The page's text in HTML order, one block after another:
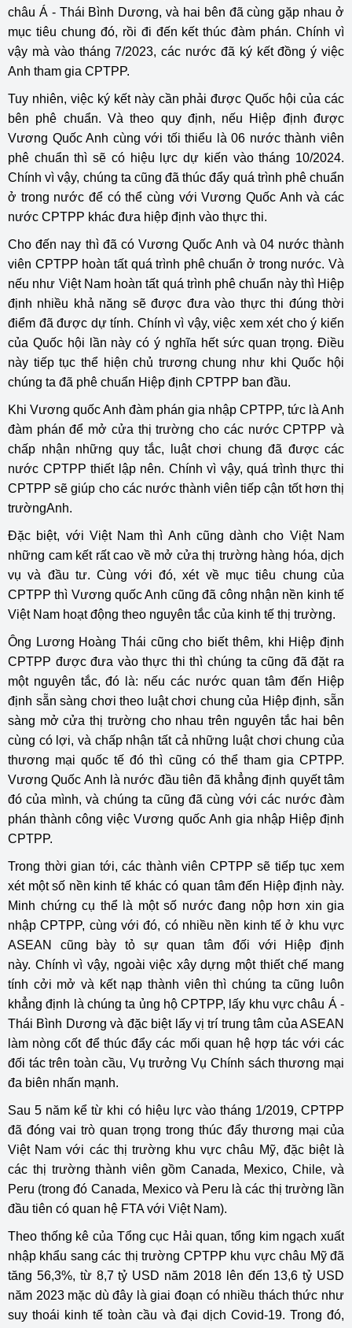
châu Á - Thái Bình Dương, và hai bên đã cùng gặp nhau ở
mục tiêu chung đó, rồi đi đến kết thúc đàm phán. Chính vì
vậy mà vào tháng 7/2023, các nước đã ký kết đồng ý việc
Anh tham gia CPTPP.
Tuy nhiên, việc ký kết này cần phải được Quốc hội của các
bên phê chuẩn. Và theo quy định, nếu Hiệp định được
Vương Quốc Anh cùng với tối thiểu là 06 nước thành viên
phê chuẩn thì sẽ có hiệu lực dự kiến vào tháng 10/2024.
Chính vì vậy, chúng ta cũng đã thúc đẩy quá trình phê chuẩn
ở trong nước để có thể cùng với Vương Quốc Anh và các
nước CPTPP khác đưa hiệp định vào thực thi.
Cho đến nay thì đã có Vương Quốc Anh và 04 nước thành
viên CPTPP hoàn tất quá trình phê chuẩn ở trong nước. Và
nếu như Việt Nam hoàn tất quá trình phê chuẩn này thì Hiệp
định nhiều khả năng sẽ được đưa vào thực thi đúng thời
điểm đã được dự tính. Chính vì vậy, việc xem xét cho ý kiến
của Quốc hội lần này có ý nghĩa hết sức quan trọng. Điều
này tiếp tục thể hiện chủ trương chung như khi Quốc hội
chúng ta đã phê chuẩn Hiệp định CPTPP ban đầu.
Khi Vương quốc Anh đàm phán gia nhập CPTPP, tức là Anh
đàm phán để mở cửa thị trường cho các nước CPTPP và
chấp nhận những quy tắc, luật chơi chung đã được các
nước CPTPP thiết lập nên. Chính vì vậy, quá trình thực thi
CPTPP sẽ giúp cho các nước thành viên tiếp cận tốt hơn thị
trườngAnh.
Đặc biệt, với Việt Nam thì Anh cũng dành cho Việt Nam
những cam kết rất cao về mở cửa thị trường hàng hóa, dịch
vụ và đầu tư. Cùng với đó, xét về mục tiêu chung của
CPTPP thì Vương quốc Anh cũng đã công nhận nền kinh tế
Việt Nam hoạt động theo nguyên tắc của kinh tế thị trường.
Ông Lương Hoàng Thái cũng cho biết thêm, khi Hiệp định
CPTPP được đưa vào thực thi thì chúng ta cũng đã đặt ra
một nguyên tắc, đó là: nếu các nước quan tâm đến Hiệp
định sẵn sàng chơi theo luật chơi chung của Hiệp định, sẵn
sàng mở cửa thị trường cho nhau trên nguyên tắc hai bên
cùng có lợi, và chấp nhận tất cả những luật chơi chung của
thương mại quốc tế đó thì cũng có thể tham gia CPTPP.
Vương Quốc Anh là nước đầu tiên đã khẳng định quyết tâm
đó của mình, và chúng ta cũng đã cùng với các nước đàm
phán thành công việc Vương quốc Anh gia nhập Hiệp định
CPTPP.
Trong thời gian tới, các thành viên CPTPP sẽ tiếp tục xem
xét một số nền kinh tế khác có quan tâm đến Hiệp định này.
Minh chứng cụ thể là một số nước đang nộp hơn xin gia
nhập CPTPP, cùng với đó, có nhiều nền kinh tế ở khu vực
ASEAN cũng bày tỏ sự quan tâm đối với Hiệp định
này. Chính vì vậy, ngoài việc xây dựng một thiết chế mang
tính cởi mở và kết nạp thành viên thì chúng ta cũng luôn
khẳng định là chúng ta ủng hộ CPTPP, lấy khu vực châu Á -
Thái Bình Dương và đặc biệt lấy vị trí trung tâm của ASEAN
làm nòng cốt để thúc đẩy các mối quan hệ hợp tác với các
đối tác trên toàn cầu, Vụ trưởng Vụ Chính sách thương mại
đa biên nhấn mạnh.
Sau 5 năm kể từ khi có hiệu lực vào tháng 1/2019, CPTPP
đã đóng vai trò quan trọng trong thúc đẩy thương mại của
Việt Nam với các thị trường khu vực châu Mỹ, đặc biệt là
các thị trường thành viên gồm Canada, Mexico, Chile, và
Peru (trong đó Canada, Mexico và Peru là các thị trường lần
đầu tiên có quan hệ FTA với Việt Nam).
Theo thống kê của Tổng cục Hải quan, tổng kim ngạch xuất
nhập khẩu sang các thị trường CPTPP khu vực châu Mỹ đã
tăng 56,3%, từ 8,7 tỷ USD năm 2018 lên đến 13,6 tỷ USD
năm 2023 mặc dù đây là giai đoạn có nhiều thách thức như
suy thoái kinh tế toàn cầu và đại dịch Covid-19. Trong đó,